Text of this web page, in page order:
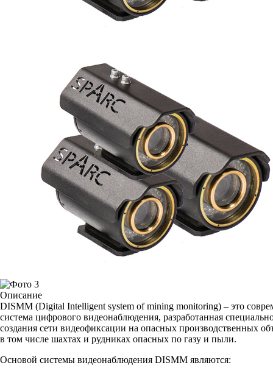
Описание
DISMM (Digital Intelligent system of mining monitoring) – это
система цифрового видеонаблюдения, разработанная
создания сети видеофиксации на опасных производственных
в том числе шахтах и рудниках опасных по газу и пыли.
Основой системы видеонаблюдения DISMM являются: